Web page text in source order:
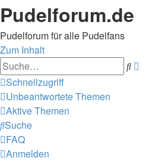
Pudelforum.de
Pudelforum für alle Pudelfans
Zum Inhalt
Suche
Schnellzugriff
Unbeantwortete Themen
Aktive Themen
Suche
FAQ
Anmelden